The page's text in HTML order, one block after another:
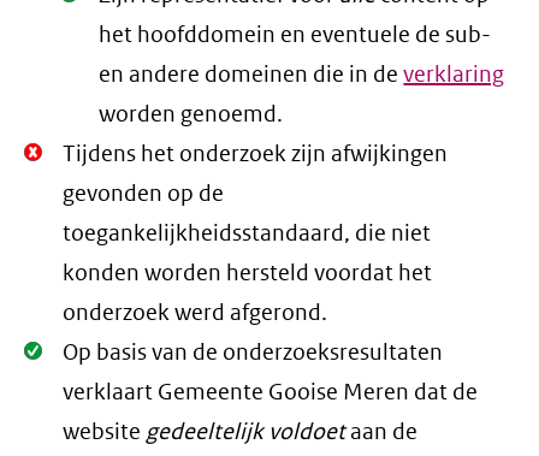
het hoofddomein en eventuele de sub-
en andere domeinen die in deverklaring
worden genoemd.
Niet
Oké.
Tijdens het onderzoek zijn afwijkingen
gevonden op de
toegankelijkheidsstandaard, die niet
konden worden hersteld voordat het
onderzoek werd afgerond.
Oké.
Op basis van de onderzoeksresultaten
verklaart Gemeente Gooise Meren dat de
websitegedeeltelijk voldoetaan de